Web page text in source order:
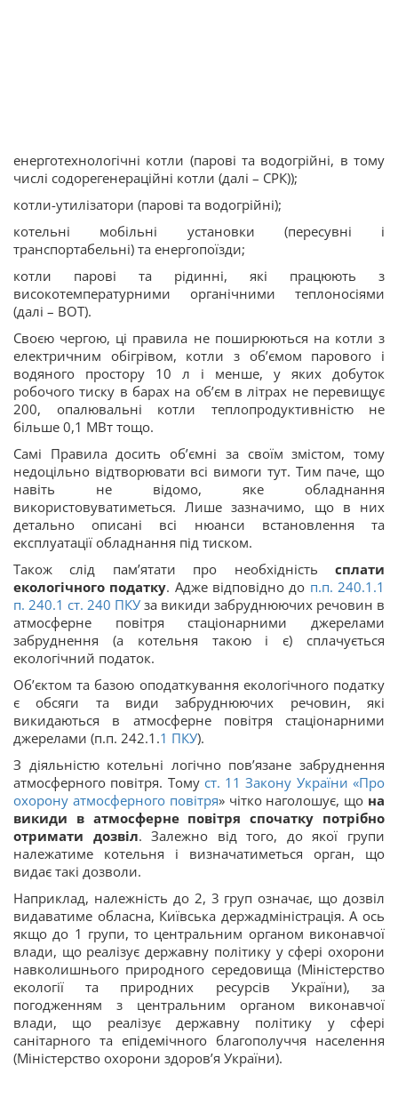
енерготехнологічні котли (парові та водогрійні, в тому
числі содорегенераційні котли (далі – СРК));
котли-утилізатори (парові та водогрійні);
котельні мобільні установки (пересувні і
транспортабельні) та енергопоїзди;
котли парові та рідинні, які працюють з
високотемпературними органічними теплоносіями
(далі – ВОТ).
Своєю чергою, ці правила не поширюються на котли з
електричним обігрівом, котли з об’ємом парового і
водяного простору 10 л і менше, у яких добуток
робочого тиску в барах на об’єм в літрах не перевищує
200, опалювальні котли теплопродуктивністю не
більше 0,1 МВт тощо.
Самі Правила досить об’ємні за своїм змістом, тому
недоцільно відтворювати всі вимоги тут. Тим паче, що
навіть не відомо, яке обладнання
використовуватиметься. Лише зазначимо, що в них
детально описані всі нюанси встановлення та
експлуатації обладнання під тиском.
Також слід пам’ятати про необхідність сплати
екологічного податку. Адже відповідно до п.п. 240.1.1
п. 240.1 ст. 240 ПКУ за викиди забруднюючих речовин в
атмосферне повітря стаціонарними джерелами
забруднення (а котельня такою і є) сплачується
екологічний податок.
Об’єктом та базою оподаткування екологічного податку
є обсяги та види забруднюючих речовин, які
викидаються в атмосферне повітря стаціонарними
джерелами (п.п. 242.1.1 ПКУ).
З діяльністю котельні логічно пов’язане забруднення
атмосферного повітря. Тому ст. 11 Закону України «Про
охорону атмосферного повітря» чітко наголошує, що на
викиди в атмосферне повітря спочатку потрібно
отримати дозвіл. Залежно від того, до якої групи
належатиме котельня і визначатиметься орган, що
видає такі дозволи.
Наприклад, належність до 2, 3 груп означає, що дозвіл
видаватиме обласна, Київська держадміністрація. А ось
якщо до 1 групи, то центральним органом виконавчої
влади, що реалізує державну політику у сфері охорони
навколишнього природного середовища (Міністерство
екології та природних ресурсів України), за
погодженням з центральним органом виконавчої
влади, що реалізує державну політику у сфері
санітарного та епідемічного благополуччя населення
(Міністерство охорони здоров’я України).